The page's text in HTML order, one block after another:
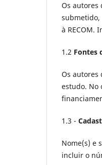
Os autores
submetido,
à RECOM.
1.2 Fontes
Os autores
estudo. No
1.3 -
Nome(s) e
incluir o